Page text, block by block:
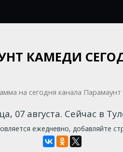
КАМЕДИ
07 августа. Сейчас в
ежедневно, добавляйте